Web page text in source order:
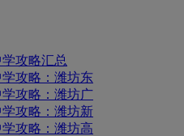
攻略汇总
攻略：潍坊东
攻略：潍坊广
攻略：潍坊新
攻略：潍坊高